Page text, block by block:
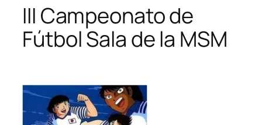
III Campeonato de
Fútbol Sala de la MSM